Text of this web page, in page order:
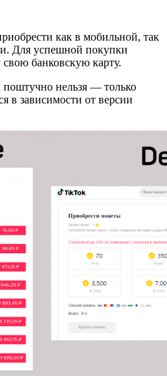
как в мобильной, так
Для успешной покупки
банковскую карту.
нельзя — только
в зависимости от версии